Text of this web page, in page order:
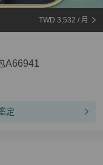
TWD 3,532 / 月
A66941
定